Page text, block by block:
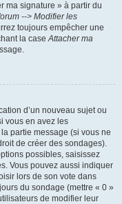
ma signature » à partir du
--> Modifier les
toujours empêcher une
la caseAttacher ma
d’un nouveau sujet ou
vous en avez les
partie message (si vous ne
de créer des sondages).
possibles, saisissez
Vous pouvez aussi indiquer
lors de son vote dans
du sondage (mettre « 0 »
de modifier leur